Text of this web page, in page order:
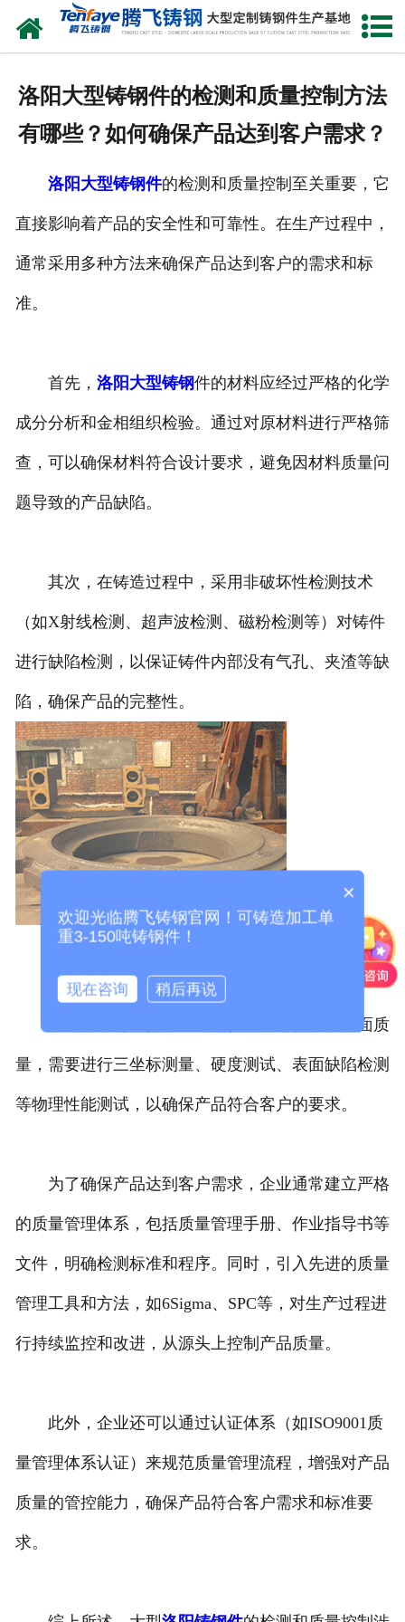
网站首页
生产能力
洛阳大型铸钢件的检测和质量控制方法
有哪些？如何确保产品达到客户需求？
洛阳大型铸钢件的检测和质量控制至关重要，它
直接影响着产品的安全性和可靠性。在生产过程中，
通常采用多种方法来确保产品达到客户的需求和标
准。
首先， 洛阳大型铸钢件的材料应经过严格的化学
成分分析和金相组织检验。通过对原材料进行严格筛
查，可以确保材料符合设计要求，避免因材料质量问
题导致的产品缺陷。
其次，在铸造过程中，采用非破坏性检测技术
（如X射线检测、超声波检测、磁粉检测等）对铸件
进行缺陷检测，以保证铸件内部没有气孔、夹渣等缺
陷，确保产品的完整性。
此外，针对 的尺寸精度和表面质
量，需要进行三坐标测量、硬度测试、表面缺陷检测
等物理性能测试，以确保产品符合客户的要求。
为了确保产品达到客户需求，企业通常建立严格
的质量管理体系，包括质量管理手册、作业指导书等
文件，明确检测标准和程序。同时，引入先进的质量
管理工具和方法，如6Sigma、SPC等，对生产过程进
行持续监控和改进，从源头上控制产品质量。
此外，企业还可以通过认证体系（如ISO9001质
量管理体系认证）来规范质量管理流程，增强对产品
质量的管控能力，确保产品符合客户需求和标准要
求。
×
欢迎光临腾飞铸钢官网！可铸造加工单
重3-150吨铸钢件！
现在咨询 稍后再说